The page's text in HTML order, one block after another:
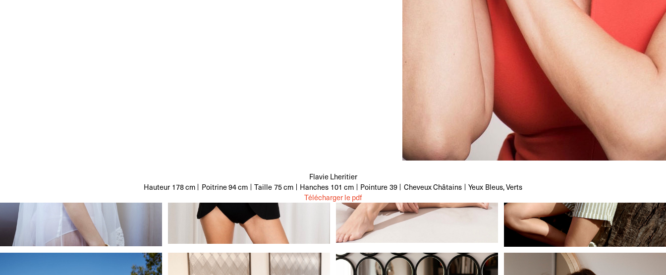
Flavie Lheritier
Hauteur 178 cm Poitrine94 cm Taille75 cm Hanches 101 cm Pointure39 CheveuxChâtains Yeux Bleus, Verts
Télécharger le pdf